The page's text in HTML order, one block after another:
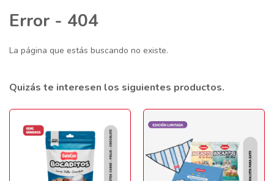
Error - 404
La página que estás buscando no existe.
Quizás te interesen los siguientes productos.